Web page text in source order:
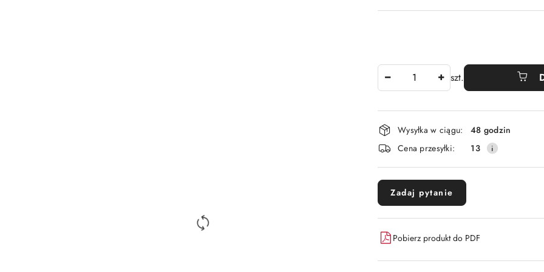
szt.
Dostępność
i
dostawa
Wysyłka w ciągu:
48 godzin
Cena przesyłki:
13
Zadaj pytanie
Pobierz produkt do PDF